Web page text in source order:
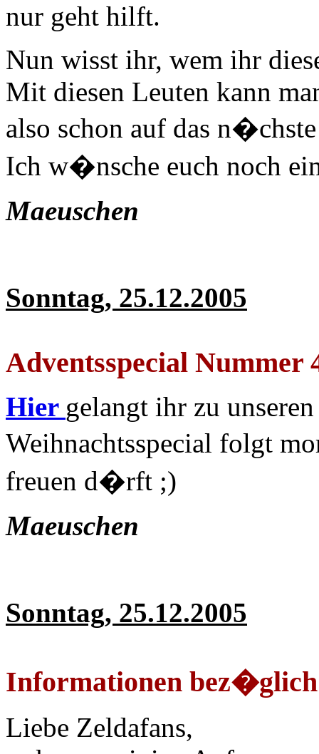
nur geht hilft.
Nun wisst ihr, wem ihr
Mit diesen Leuten kann
also schon auf das
Ich w�nsche euch noch
Maeuschen
Sonntag, 25.12.2005
Adventsspecial Nummer
Hier gelangt ihr zu
Weihnachtsspecial folgt
freuen d�rft ;)
Maeuschen
Sonntag, 25.12.2005
Informationen bez�glich
Liebe Zeldafans,